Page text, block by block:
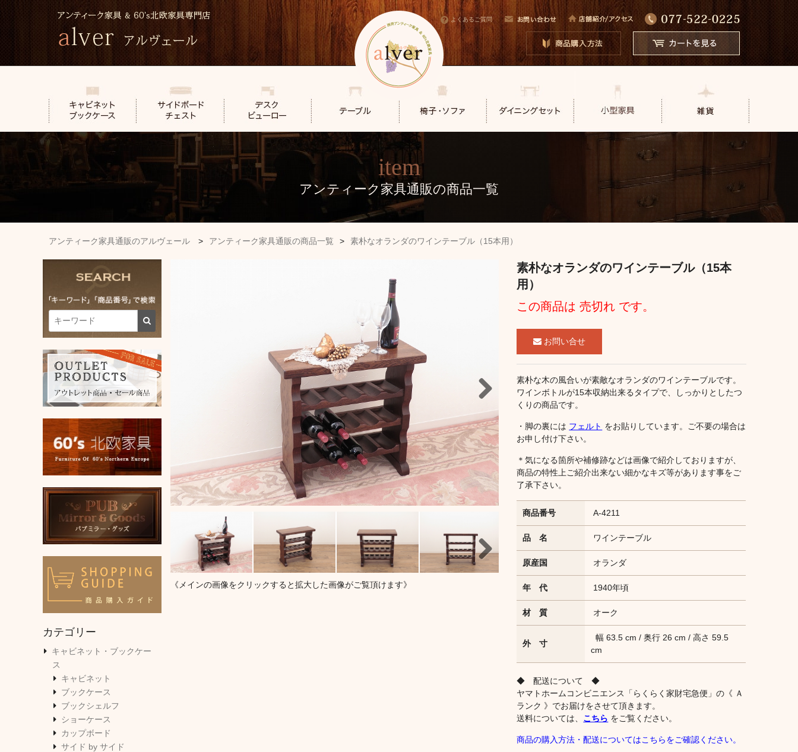
よくあるご質問
item
アンティーク家具通販の商品一覧
アンティーク家具通販のアルヴェール > アンティーク家具通販の商品一覧 > 素朴なオランダのワインテーブル（15本用）
Next
Next
《メインの画像をクリックすると拡大した画像がご覧頂けます》
素朴なオランダのワインテーブル（15本
用）
この商品は 売切れ です。
お問い合せ
素朴な木の風合いが素敵なオランダのワインテーブルです。
ワインボトルが15本収納出来るタイプで、しっかりとしたつ
くりの商品です。
・脚の裏には フェルト をお貼りしています。ご不要の場合は
お申し付け下さい。
＊気になる箇所や補修跡などは画像で紹介しておりますが、
商品の特性上ご紹介出来ない細かなキズ等があります事をご
了承下さい。
商品番号 A-4211
品 名 ワインテーブル
原産国 オランダ
年 代 1940年頃
材 質 オーク
外 寸
幅 63.5 cm / 奥行 26 cm / 高さ 59.5
cm
◆ 配送について ◆
ヤマトホームコンビニエンス「らくらく家財宅急便」の《 Ａ
ランク 》でお届けをさせて頂きます。
送料については、 こちら をご覧ください。
商品の購入方法・配送についてはこちらをご確認ください。
カテゴリー
キャビネット・ブックケー
ス
キャビネット
ブックケース
ブックシェルフ
ショーケース
カップボード
サイド by サイド